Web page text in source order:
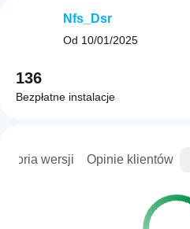
wersji Opinie klientów
Nfs_Dsr
Od 10/01/2025
136
Bezpłatne instalacje